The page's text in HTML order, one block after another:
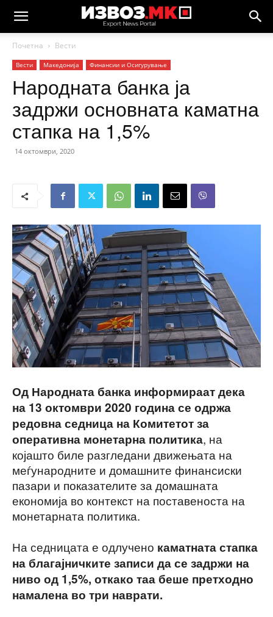
Почетна Вести
Вести Македонија Финансии и Осигурување
Народната банка ја
задржи основната каматна
стапка на 1,5%
14 октомври, 2020
Од Народната банка информираат дека
на 13 октомври 2020 година се одржа
редовна седница на Комитетот за
оперативна монетарна политика, на
којашто биле разгледани движењата на
меѓународните и домашните финансиски
пазари и показателите за домашната
економија во контекст на поставеноста на
монетарната политика.
На седницата е одлучено каматната стапка
на благајничките записи да се задржи на
ниво од 1,5%, откако таа беше претходно
намалена во три наврати.